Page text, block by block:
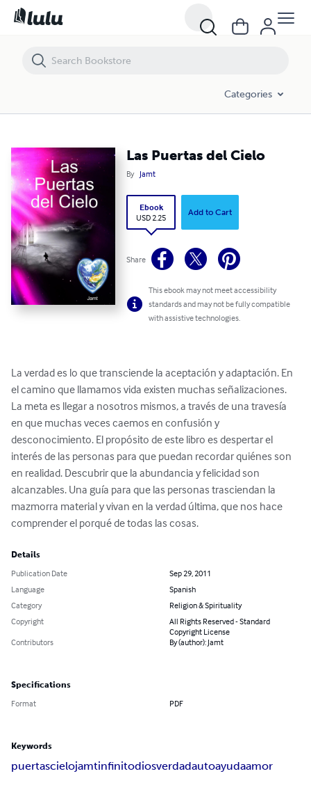
Categories
Las Puertas del Cielo
By Jamt
Ebook
USD 2.25
Add to Cart
Share
This ebook may not meet accessibility
standards and may not be fully compatible
with assistive technologies.
La verdad es lo que transciende la aceptación y adaptación. En
el camino que llamamos vida existen muchas señalizaciones.
La meta es llegar a nosotros mismos, a través de una travesía
en que muchas veces caemos en confusión y
desconocimiento. El propósito de este libro es despertar el
interés de las personas para que puedan recordar quiénes son
en realidad. Descubrir que la abundancia y felicidad son
alcanzables. Una guía para que las personas trasciendan la
mazmorra material y vivan en la verdad última, que nos hace
comprender el porqué de todas las cosas.
Details
Publication Date
Sep 29, 2011
Language
Spanish
Category
Religion & Spirituality
Copyright
All Rights Reserved - Standard
Copyright License
Contributors
By (author): Jamt
Specifications
Format PDF
Keywords
puertascielojamtinfinitodiosverdadautoayudaamor
Las Puertas del Cielo